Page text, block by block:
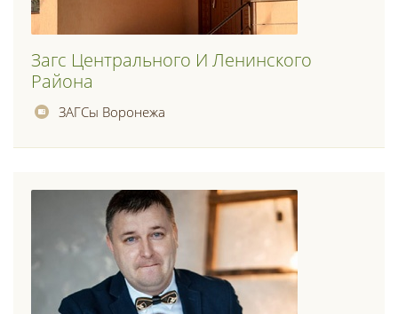
Загс Центрального И Ленинского
Района
ЗАГСы Воронежа